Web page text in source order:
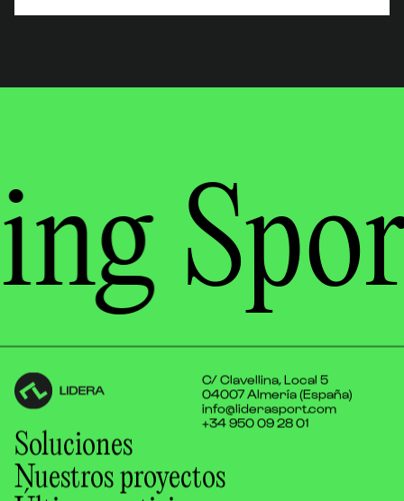
informes de optimización,Pliegos de licitación para
C/ Clavellina, Local 5
04007 Almería (España)
info@liderasport.com
+34 950 09 28 01
Soluciones
Nuestros proyectos